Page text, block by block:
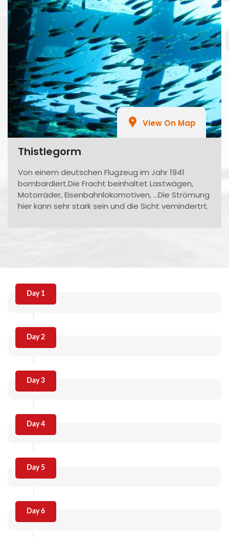
View On Map
Thistlegorm
Von einem deutschen Flugzeug im Jahr 1941
bombardiert.Die Fracht beinhaltet Lastwägen,
Motorräder, Eisenbahnlokomotiven, …Die Strömung
hier kann sehr stark sein und die Sicht vemindertrt.
Day 1
Day 2
Day 3
Day 4
Day 5
Day 6